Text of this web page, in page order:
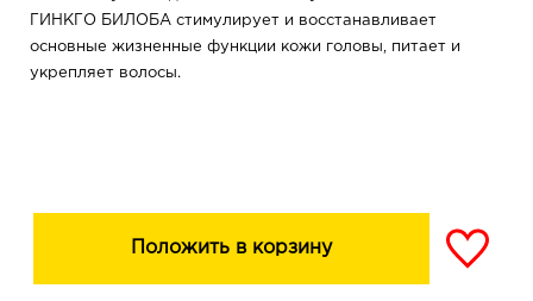
ГИНКГО БИЛОБА стимулирует и восстанавливает
основные жизненные функции кожи головы, питает и
укрепляет волосы.
Положить в корзину